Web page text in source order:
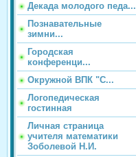
Декада молодого педа...
Познавательные
зимни...
Городская
конференци...
Окружной ВПК "С...
Логопедическая
гостинная
Личная страница
учителя математики
Зоболевой Н.И.